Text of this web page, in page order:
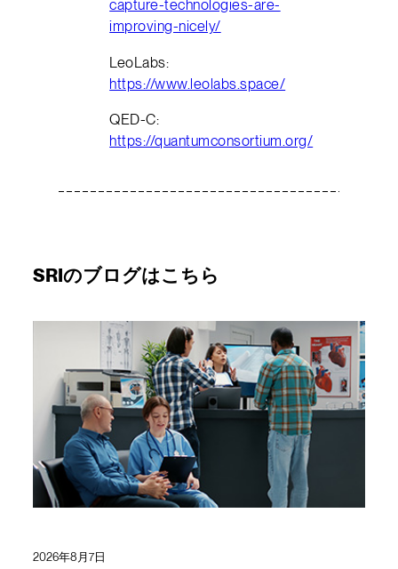
capture-technologies-are-
improving-nicely/
LeoLabs:
https://www.leolabs.space/
QED-C:
https://quantumconsortium.org/
SRIのブログはこちら
2026年8月7日